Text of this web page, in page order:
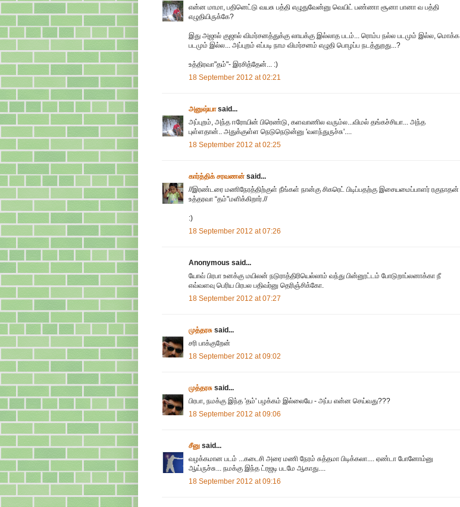
என்ன மாமா, பதினெட்டு வயசு பத்தி எழுதுவேன்னு வெயிட் பண்ணா சூனா பானா வ பத்தி
எழுதியிருக்கே?
இது அஜால் குஜால் விமர்சனத்துக்கு லாயக்கு இல்லாத படம்... ரொம்ப நல்ல படமும் இல்ல, மொக்க
படமும் இல்ல... அப்புறம் எப்படி நாம விமர்சனம் எழுதி பொழப்ப நடத்துறது...?
உத்திரவா"தம்"- இரசித்தேன்... :)
18 September 2012 at 02:21
அனுஷ்யாsaid...
அப்புறம், அந்த ஈரோயின் பிரெண்டு, களவாணில வரும்ல...விமல் தங்கச்சியா... அந்த
புள்ளதான்.. அதுக்குள்ள நெடுநெடுன்னு 'வளந்துருச்சு'....
18 September 2012 at 02:25
கார்த்திக் சரவணன் said...
//இரண்டரை மணிநேரத்திற்குள் நீங்கள் நான்கு சிகரெட் பிடிப்பதற்கு இசையமைப்பாளர் ரகுநாதன்
உத்தரவா “தம்"மளிக்கிறார்.//
:)
18 September 2012 at 07:26
Anonymous said...
யோவ் பிரபா உனக்கு மயிலன் நடுராத்திரியெல்லாம் வந்து பின்னூட்டம் போடுறாப்லனாக்கா நீ
எவ்வளவு பெரிய பிரபல பதிவர்னு தெரிஞ்சிக்கோ.
18 September 2012 at 07:27
முத்தரசு said...
சரி பாக்குறேன்
18 September 2012 at 09:02
முத்தரசு said...
பிரபா, நமக்கு இந்த 'தம்' பழக்கம் இல்லையே - அப்ப என்ன செய்வது???
18 September 2012 at 09:06
சீனு said...
வழக்கமான படம் ...கடைசி அரை மணி நேரம் சுத்தமா பிடிக்கலா.... ஏண்டா போனோம்னு
ஆய்ருச்சு... நமக்கு இந்த ட்ரஜடி படமே ஆகாது....
18 September 2012 at 09:16